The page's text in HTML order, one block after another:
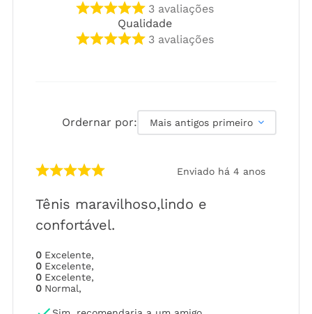
3 avaliações
Qualidade
3 avaliações
Ordernar por: Mais antigos primeiro
Enviado há 4 anos
Tênis maravilhoso,lindo e
confortável.
0 Excelente,
0 Excelente,
0 Excelente,
0 Normal,